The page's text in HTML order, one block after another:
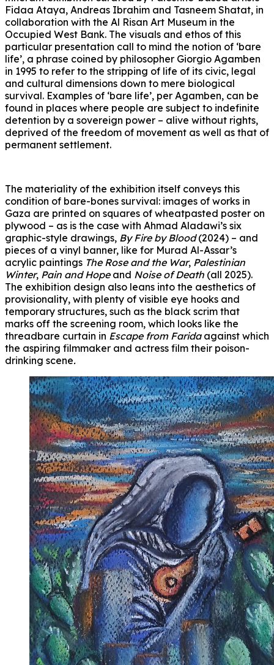
Fidaa Ataya, Andreas Ibrahim and Tasneem Shatat, in
collaboration with the Al Risan Art Museum in the
Occupied West Bank. The visuals and ethos of this
particular presentation call to mind the notion of ‘bare
life’, a phrase coined by philosopher Giorgio Agamben
in 1995 to refer to the stripping of life of its civic, legal
and cultural dimensions down to mere biological
survival. Examples of ‘bare life’, per Agamben, can be
found in places where people are subject to indefinite
detention by a sovereign power – alive without rights,
deprived of the freedom of movement as well as that of
permanent settlement.
The materiality of the exhibition itself conveys this
condition of bare-bones survival: images of works in
Gaza are printed on squares of wheatpasted poster on
plywood – as is the case with Ahmad Aladawi’s six
graphic-style drawings, By Fire by Blood(2024) – and
pieces of a vinyl banner, like for Murad Al-Assar’s
acrylic paintings The Rose and the War, Palestinian
Winter, Pain and Hopeand Noise of Death (all 2025).
The exhibition design also leans into the aesthetics of
provisionality, with plenty of visible eye hooks and
temporary structures, such as the black scrim that
marks off the screening room, which looks like the
threadbare curtain in Escape from Farida against which
the aspiring filmmaker and actress film their poison-
drinking scene.